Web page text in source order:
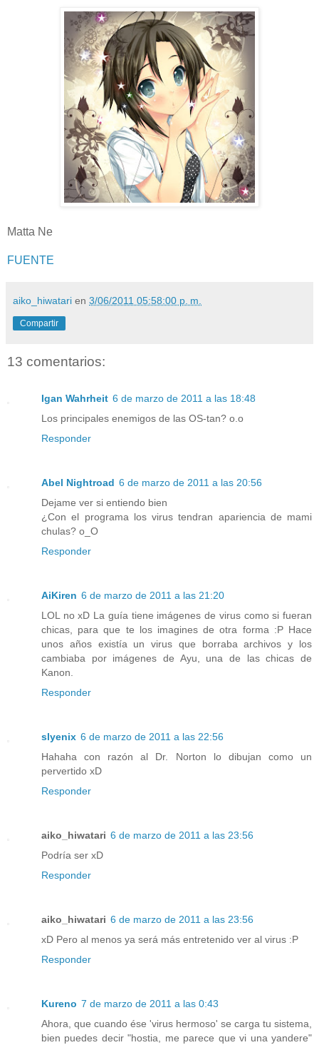
Matta Ne
FUENTE
aiko_hiwatari en 3/06/2011 05:58:00 p. m.
Compartir
13 comentarios:
Igan Wahrheit 6 de marzo de 2011 a las 18:48
Los principales enemigos de las OS-tan? o.o
Responder
Abel Nightroad 6 de marzo de 2011 a las 20:56
Dejame ver si entiendo bien
¿Con el programa los virus tendran apariencia de mami
chulas? o_O
Responder
AiKiren 6 de marzo de 2011 a las 21:20
LOL no xD La guía tiene imágenes de virus como si fueran
chicas, para que te los imagines de otra forma :P Hace
unos años existía un virus que borraba archivos y los
cambiaba por imágenes de Ayu, una de las chicas de
Kanon.
Responder
slyenix 6 de marzo de 2011 a las 22:56
Hahaha con razón al Dr. Norton lo dibujan como un
pervertido xD
Responder
aiko_hiwatari 6 de marzo de 2011 a las 23:56
Podría ser xD
Responder
aiko_hiwatari 6 de marzo de 2011 a las 23:56
xD Pero al menos ya será más entretenido ver al virus :P
Responder
Kureno 7 de marzo de 2011 a las 0:43
Ahora, que cuando ése 'virus hermoso' se carga tu sistema,
bien puedes decir "hostia, me parece que vi una yandere"